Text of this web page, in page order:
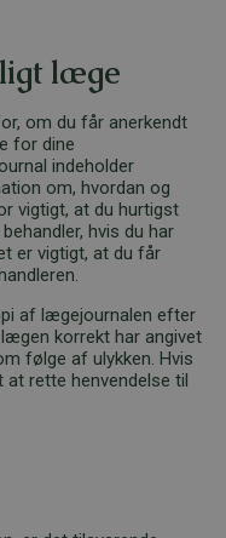
læge
om du får anerkendt
for dine
indeholder
om, hvordan og
vigtigt, at du hurtigst
hvis du har
er vigtigt, at du får
af lægejournalen efter
korrekt har angivet
følge af ulykken. Hvis
at rette henvendelse til